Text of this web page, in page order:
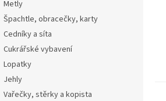
Metly
Špachtle, obracečky, karty
Cedníky a síta
Cukrářské vybavení
Lopatky
Jehly
Vařečky, stěrky a kopista